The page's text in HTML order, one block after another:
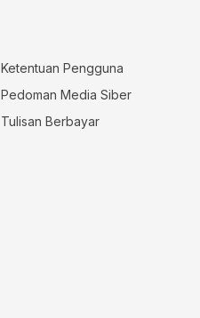
Ketentuan Pengguna
Pedoman Media Siber
Tulisan Berbayar